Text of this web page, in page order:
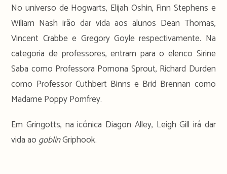
No universo de Hogwarts, Elijah Oshin, Finn Stephens e
Wiliam Nash irão dar vida aos alunos Dean Thomas,
Vincent Crabbe e Gregory Goyle respectivamente. Na
categoria de professores, entram para o elenco Sirine
Saba como Professora Pomona Sprout, Richard Durden
como Professor Cuthbert Binns e Brid Brennan como
Madame Poppy Pomfrey.
Em Gringotts, na icónica Diagon Alley, Leigh Gill irá dar
vida ao goblinGriphook.